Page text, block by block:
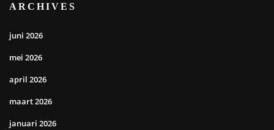
ARCHIVES
juni 2026
mei 2026
april 2026
maart 2026
januari 2026